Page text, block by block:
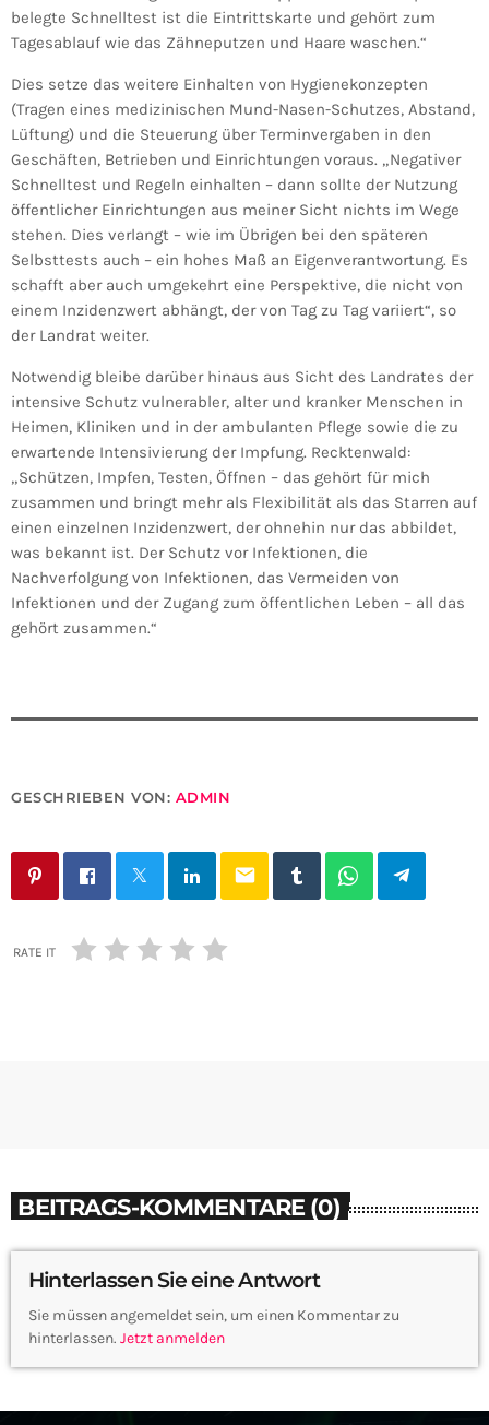
belegte Schnelltest ist die Eintrittskarte und gehört zum
Tagesablauf wie das Zähneputzen und Haare waschen.“
Dies setze das weitere Einhalten von Hygienekonzepten
(Tragen eines medizinischen Mund-Nasen-Schutzes, Abstand,
Lüftung) und die Steuerung über Terminvergaben in den
Geschäften, Betrieben und Einrichtungen voraus. „Negativer
Schnelltest und Regeln einhalten – dann sollte der Nutzung
öffentlicher Einrichtungen aus meiner Sicht nichts im Wege
stehen. Dies verlangt – wie im Übrigen bei den späteren
Selbsttests auch – ein hohes Maß an Eigenverantwortung. Es
schafft aber auch umgekehrt eine Perspektive, die nicht von
einem Inzidenzwert abhängt, der von Tag zu Tag variiert“, so
der Landrat weiter.
Notwendig bleibe darüber hinaus aus Sicht des Landrates der
intensive Schutz vulnerabler, alter und kranker Menschen in
Heimen, Kliniken und in der ambulanten Pflege sowie die zu
erwartende Intensivierung der Impfung. Recktenwald:
„Schützen, Impfen, Testen, Öffnen – das gehört für mich
zusammen und bringt mehr als Flexibilität als das Starren auf
einen einzelnen Inzidenzwert, der ohnehin nur das abbildet,
was bekannt ist. Der Schutz vor Infektionen, die
Nachverfolgung von Infektionen, das Vermeiden von
Infektionen und der Zugang zum öffentlichen Leben – all das
gehört zusammen.“
GESCHRIEBEN VON: ADMIN
email
RATE IT
BEITRAGS-KOMMENTARE (0)
Hinterlassen Sie eine Antwort
Sie müssen angemeldet sein, um einen Kommentar zu
hinterlassen. Jetzt anmelden